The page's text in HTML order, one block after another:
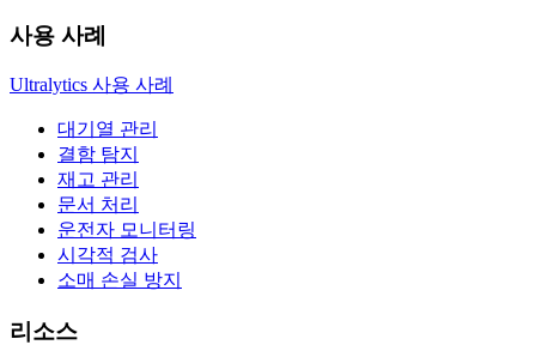
사용 사례
Ultralytics 사용 사례
대기열 관리
결함 탐지
재고 관리
문서 처리
운전자 모니터링
시각적 검사
소매 손실 방지
리소스